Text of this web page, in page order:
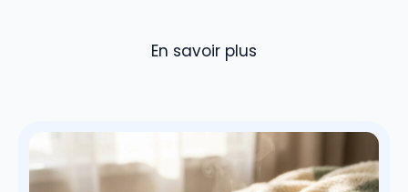
En savoir plus